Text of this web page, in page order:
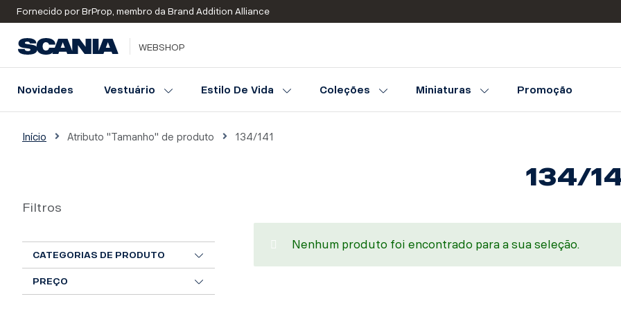
Fornecido por BrProp, membro da Brand Addition Alliance
WEBSHOP
Novidades Vestuário Estilo De Vida Coleções Miniaturas Promoção
Início Atributo "Tamanho" de produto 134/141
134/
Nenhum produto foi encontrado para a sua seleção.
Filtros
CATEGORIAS DE PRODUTO
PREÇO